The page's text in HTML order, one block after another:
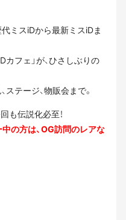
ミスiDから最新ミスiDま
フェ」が、ひさしぶりの
テージ、物販会まで。
も伝説化必至！
中の方は、OG訪問のレアな